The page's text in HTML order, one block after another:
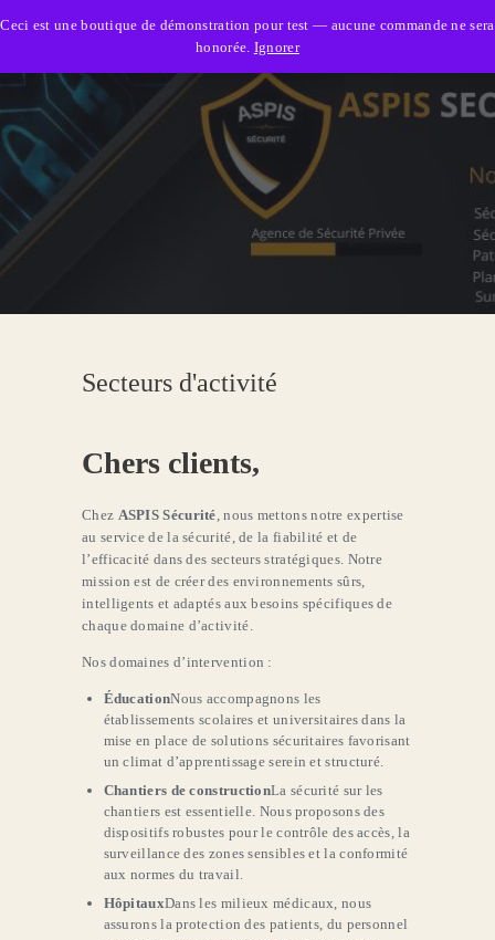
Ceci est une boutique de démonstration pour test — aucune commande ne sera
honorée. Ignorer
ACCUEIL
ASPIS SÉCURITÉ
ADMISSION
SECTEURS D’ACTIVITÉ
Secteurs d'activité
Chers clients,
Chez ASPIS Sécurité , nous mettons notre expertise
au service de la sécurité, de la fiabilité et de
l’efficacité dans des secteurs stratégiques. Notre
mission est de créer des environnements sûrs,
intelligents et adaptés aux besoins spécifiques de
chaque domaine d’activité.
Nos domaines d’intervention :
ÉducationNous accompagnons les
établissements scolaires et universitaires dans la
mise en place de solutions sécuritaires favorisant
un climat d’apprentissage serein et structuré.
Chantiers de constructionLa sécurité sur les
chantiers est essentielle. Nous proposons des
dispositifs robustes pour le contrôle des accès, la
surveillance des zones sensibles et la conformité
aux normes du travail.
HôpitauxDans les milieux médicaux, nous
assurons la protection des patients, du personnel
Aspis Sécurité